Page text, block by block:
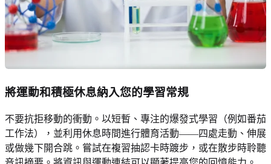
將運動和積極休息納入您的學習常規
不要抗拒移動的衝動。以短暫、專注的爆發式學習（例如番茄
工作法），並利用休息時間進行體育活動——四處走動、伸展
或做幾下開合跳。嘗試在複習抽認卡時踱步，或在散步時聆聽